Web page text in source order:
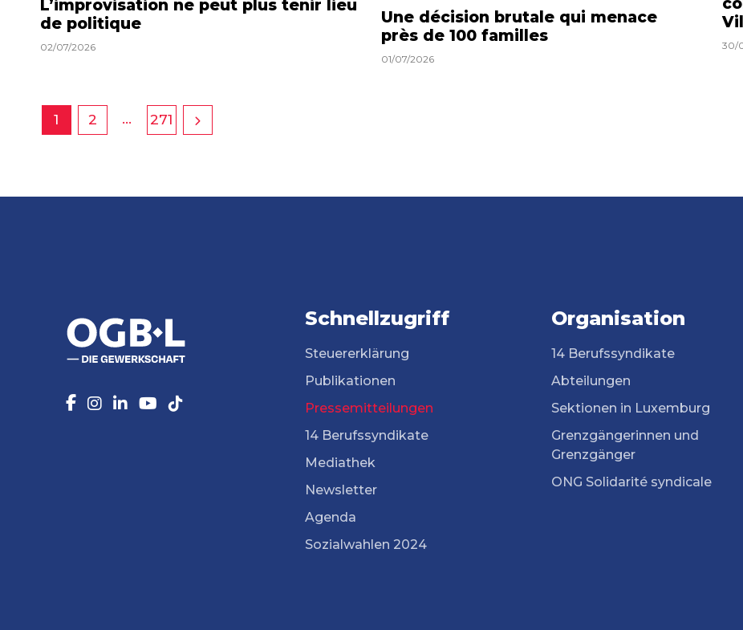
L’improvisation ne peut plus tenir lieu
de politique
02/07/2026
Une décision brutale qui menace
près de 100 familles
01/07/2026
30/
1 2 … 271
Schnellzugriff
Steuererklärung
Publikationen
Pressemitteilungen
14 Berufssyndikate
Mediathek
Newsletter
Agenda
Sozialwahlen 2024
Organisation
14 Berufssyndikate
Abteilungen
Sektionen in Luxemburg
Grenzgängerinnen und
Grenzgänger
ONG Solidarité syndicale